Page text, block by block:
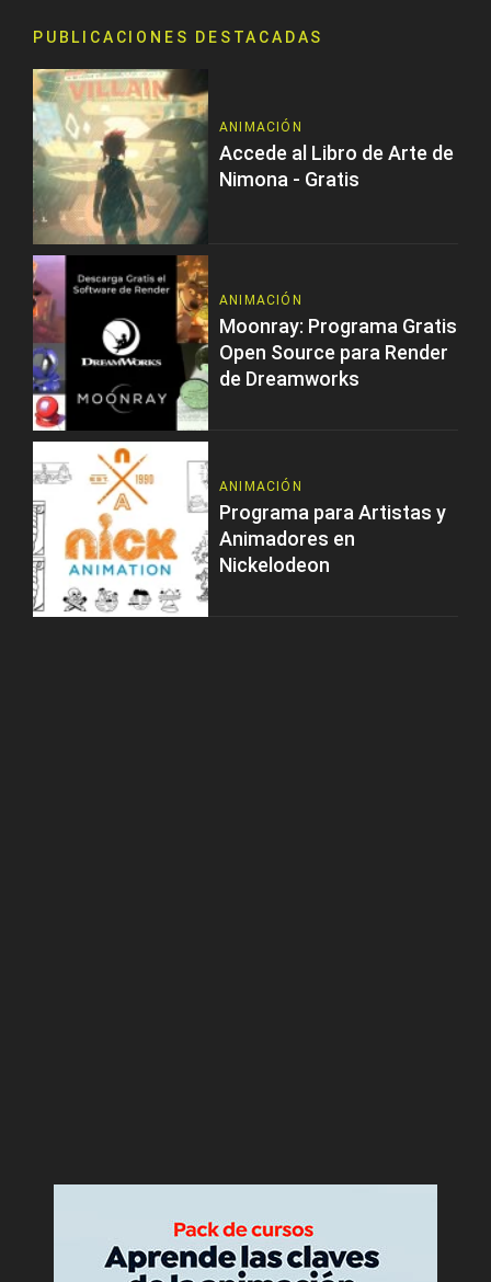
PUBLICACIONES DESTACADAS
ANIMACIÓN
Accede al Libro de Arte de
Nimona - Gratis
ANIMACIÓN
Moonray: Programa Gratis
Open Source para Render
de Dreamworks
ANIMACIÓN
Programa para Artistas y
Animadores en
Nickelodeon